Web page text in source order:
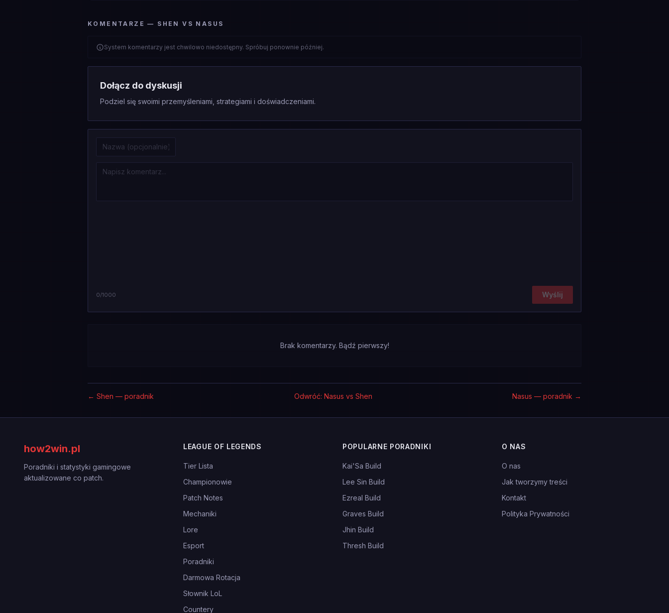
KOMENTARZE — SHEN VS NASUS
System komentarzy jest chwilowo niedostępny. Spróbuj ponownie później.
Dołącz do dyskusji
Podziel się swoimi przemyśleniami, strategiami i doświadczeniami.
0/1000 Wyślij
Brak komentarzy. Bądź pierwszy!
← Shen — poradnik Odwróć: Nasus vs Shen Nasus — poradnik →
how2win.pl
Poradniki i statystyki gamingowe
aktualizowane co patch.
LEAGUE OF LEGENDS
Tier Lista
Championowie
Patch Notes
Mechaniki
Lore
Esport
Poradniki
Darmowa Rotacja
Słownik LoL
Countery
POPULARNE PORADNIKI
Kai'Sa Build
Lee Sin Build
Ezreal Build
Graves Build
Jhin Build
Thresh Build
O NAS
O nas
Jak tworzymy treści
Kontakt
Polityka Prywatności